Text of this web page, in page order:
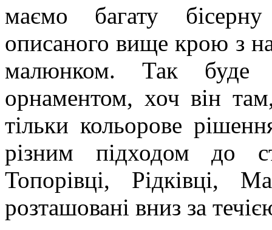
маємо багату
описаного вище крою з
малюнком. Так буде
орнаментом, хоч він
тільки кольорове
різним підходом до
Топорівці, Рідківці,
розташовані вниз за